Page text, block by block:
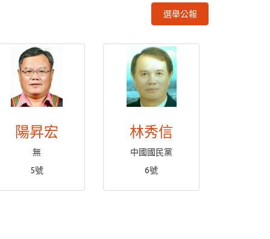
選舉公報
陽昇宏
無
5號
林秀信
中國國民黨
6號